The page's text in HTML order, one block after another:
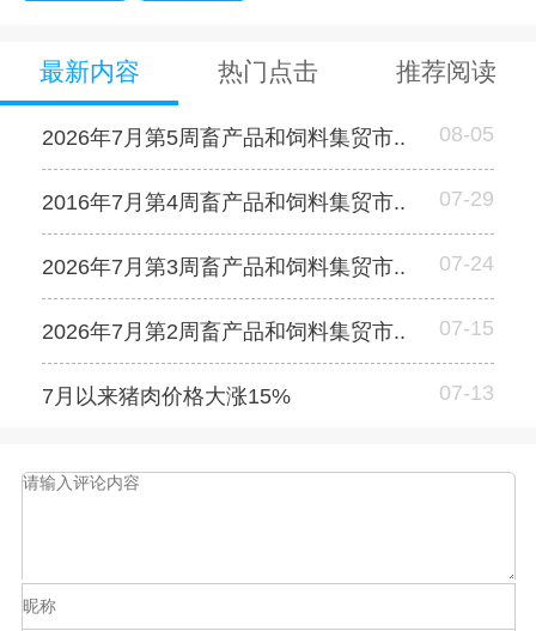
最新内容 热门点击 推荐阅读
2026年7月第5周畜产品和饲料集贸市.. 08-05
2016年7月第4周畜产品和饲料集贸市.. 07-29
2026年7月第3周畜产品和饲料集贸市.. 07-24
2026年7月第2周畜产品和饲料集贸市.. 07-15
7月以来猪肉价格大涨15% 07-13